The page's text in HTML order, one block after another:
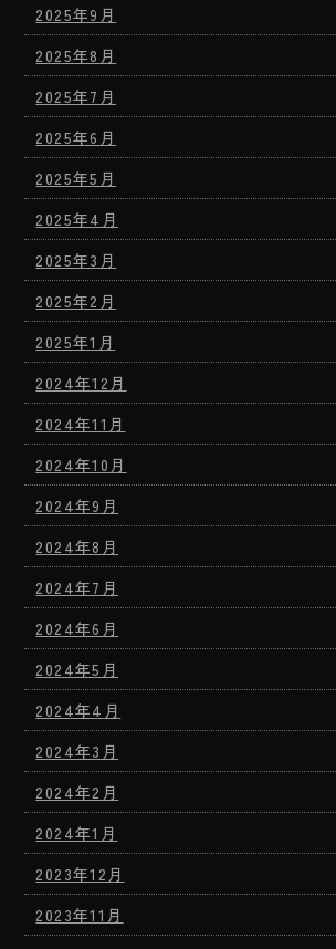
2025年9月
2025年8月
2025年7月
2025年6月
2025年5月
2025年4月
2025年3月
2025年2月
2025年1月
2024年12月
2024年11月
2024年10月
2024年9月
2024年8月
2024年7月
2024年6月
2024年5月
2024年4月
2024年3月
2024年2月
2024年1月
2023年12月
2023年11月